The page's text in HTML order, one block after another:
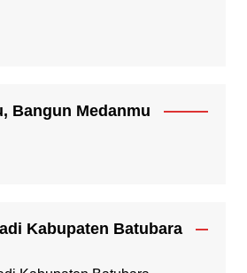
Bangun Medanmu
Kabupaten Batubara